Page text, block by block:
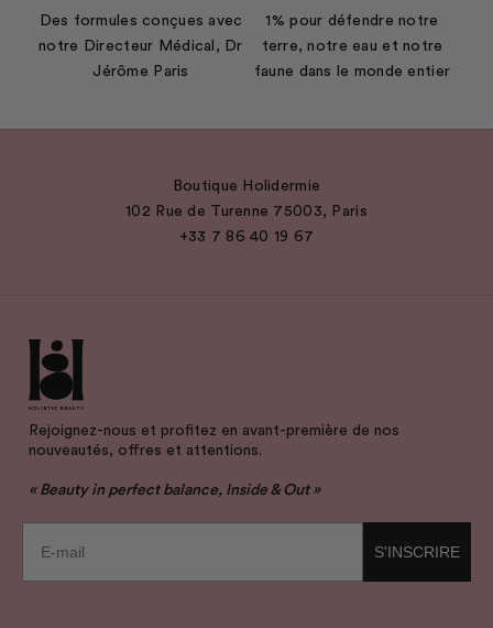
Des formules conçues avec
notre Directeur Médical, Dr
Jérôme Paris
1% pour défendre notre
terre, notre eau et notre
faune dans le monde entier
Boutique Holidermie
102 Rue de Turenne 75003, Paris
+33 7 86 40 19 67
Rejoignez-nous et profitez en avant-première de nos
nouveautés, offres et attentions.
« Beauty in perfect balance, Inside & Out »
S'INSCRIRE